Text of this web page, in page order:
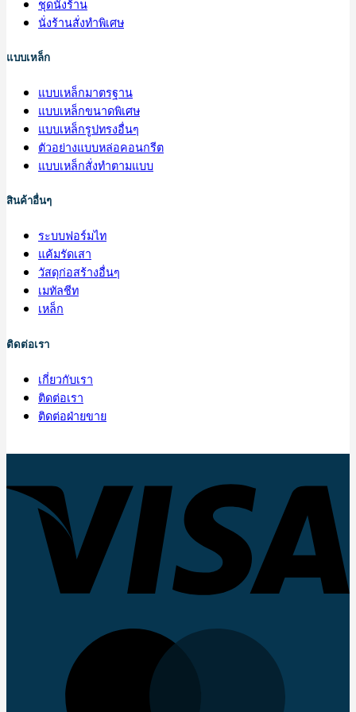
ชุดนั่งร้าน
นั่งร้านสั่งทำพิเศษ
แบบเหล็ก
แบบเหล็กมาตรฐาน
แบบเหล็กขนาดพิเศษ
แบบเหล็กรูปทรงอื่นๆ
ตัวอย่างแบบหล่อคอนกรีต
แบบเหล็กสั่งทำตามแบบ
สินค้าอื่นๆ
ระบบฟอร์มไท
แค้มรัดเสา
วัสดุก่อสร้างอื่นๆ
เมทัลชีท
เหล็ก
ติดต่อเรา
เกี่ยวกับเรา
ติดต่อเรา
ติดต่อฝ่ายขาย